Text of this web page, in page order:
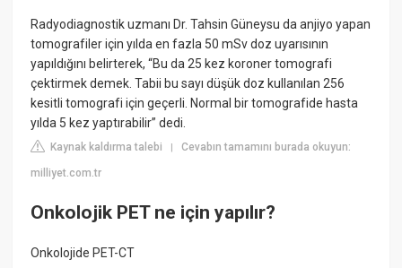
Radyodiagnostik uzmanı Dr. Tahsin Güneysu da anjiyo yapan
tomografiler için yılda en fazla 50 mSv doz uyarısının
yapıldığını belirterek, “Bu da 25 kez koroner tomografi
çektirmek demek. Tabii bu sayı düşük doz kullanılan 256
kesitli tomografi için geçerli. Normal bir tomografide hasta
yılda 5 kez yaptırabilir” dedi.
Kaynak kaldırma talebi |Cevabın tamamını burada okuyun:
milliyet.com.tr
Onkolojik PET ne için yapılır?
Onkolojide PET-CT